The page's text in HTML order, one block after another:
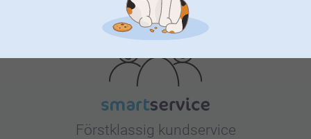
Letar du efter inspiration?
Förstklassig kundservice